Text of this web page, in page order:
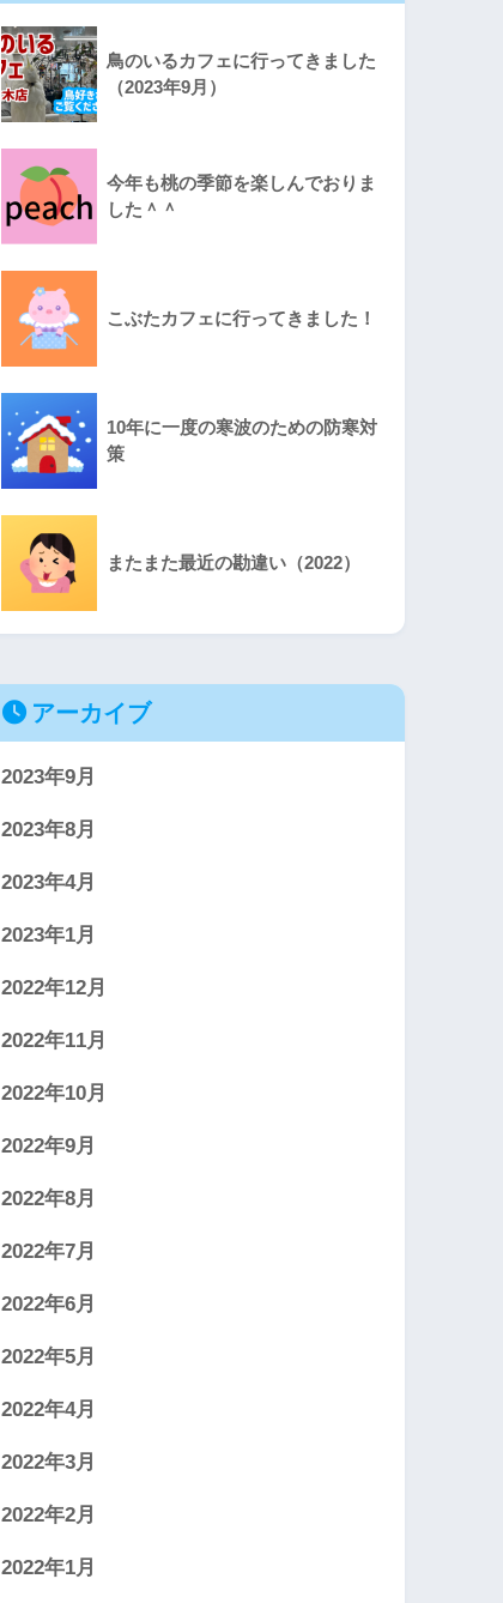
鳥のいるカフェに行ってきました
（2023年9月）
今年も桃の季節を楽しんでおりま
した＾＾
こぶたカフェに行ってきました！
10年に一度の寒波のための防寒対
策
またまた最近の勘違い（2022）
アーカイブ
2023年9月
2023年8月
2023年4月
2023年1月
2022年12月
2022年11月
2022年10月
2022年9月
2022年8月
2022年7月
2022年6月
2022年5月
2022年4月
2022年3月
2022年2月
2022年1月